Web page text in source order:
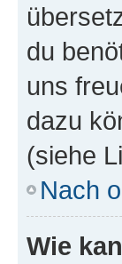
du
uns
dazu
(siehe
Nach
Wie